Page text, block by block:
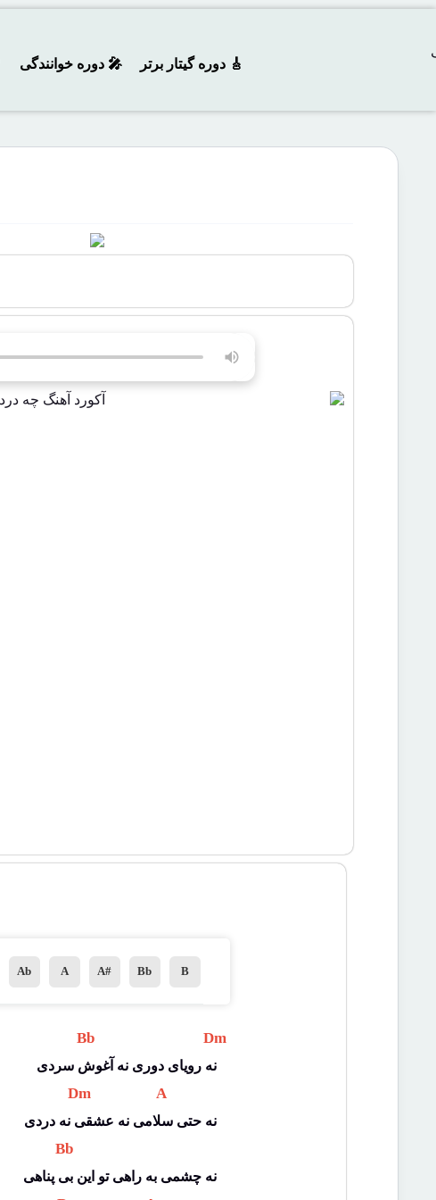
🎸 دوره‌ گیتار برتر 🎤 دوره خوانندگی
B
Bb
A#
A
Ab
Bb Dm
نه رویای دوری نه آغوش سردی
Dm A
نه حتی سلامی نه عشقی نه دردی
Bb
نه چشمی به راهی تو این بی پناهی